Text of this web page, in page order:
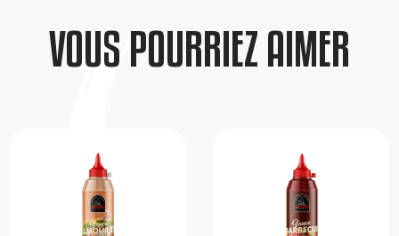
VOUS POURRIEZ AIMER